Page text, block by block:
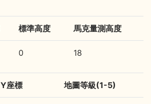
標準高度 馬克量測高度
0 18
Y座標 地圖等級(1-5)